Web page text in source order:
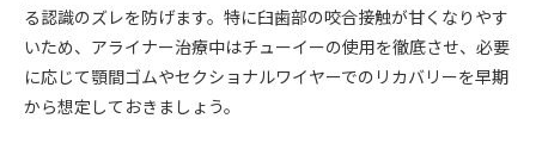
る認識のズレを防げます。特に臼歯部の咬合接触が甘くなりやす
いため、アライナー治療中はチューイーの使用を徹底させ、必要
に応じて顎間ゴムやセクショナルワイヤーでのリカバリーを早期
から想定しておきましょう。